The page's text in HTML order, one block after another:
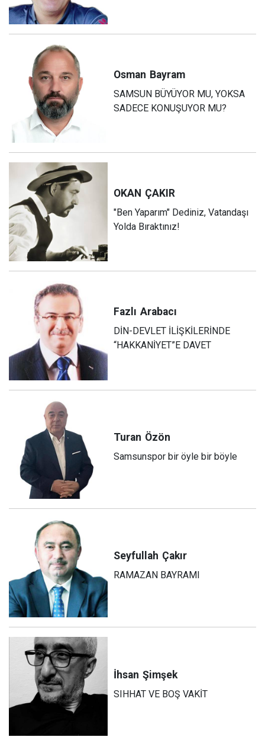
Osman Bayram
SAMSUN BÜYÜYOR MU, YOKSA
SADECE KONUŞUYOR MU?
OKAN ÇAKIR
"Ben Yaparım" Dediniz, Vatandaşı
Yolda Bıraktınız!
Fazlı Arabacı
DİN-DEVLET İLİŞKİLERİNDE
“HAKKANİYET”E DAVET
Turan Özön
Samsunspor bir öyle bir böyle
Seyfullah Çakır
RAMAZAN BAYRAMI
İhsan Şimşek
SIHHAT VE BOŞ VAKİT